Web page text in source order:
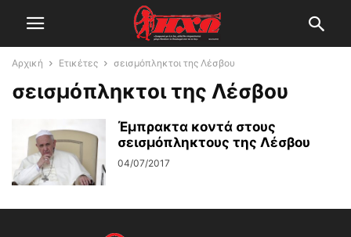
Αρχική Ετικέτες σεισμόπληκτοι της Λέσβου
σεισμόπληκτοι της Λέσβου
Έμπρακτα κοντά στους
σεισμόπληκτους της Λέσβου
04/07/2017